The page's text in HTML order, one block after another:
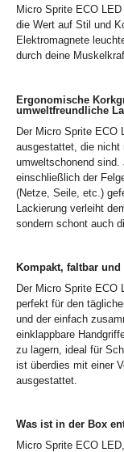
Micro Sprite ECO
die Wert auf Stil und
Elektromagnete
durch deine
Ergonomische
umweltfreundliche
Der Micro Sprite ECO
ausgestattet, die nicht
umweltschonend
einschließlich der
(Netze, Seile, etc.)
Lackierung verleiht
sondern schont auch
Kompakt, faltbar
Der Micro Sprite ECO
perfekt für den
und der einfach
einklappbare
zu lagern, ideal für
ist überdies mit einer
ausgestattet.
Was ist in der Box
Micro Sprite ECO